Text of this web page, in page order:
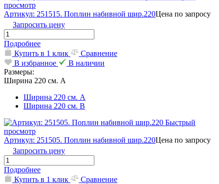
просмотр
Артикул: 251515. Поплин набивной шир.220Цена по запросу
Запросить цену
Подробнее
Купить в 1 клик
Сравнение
В избранное
В наличии
Размеры:
Ширина 220 см. А
Ширина 220 см. А
Ширина 220 см. В
Быстрый
просмотр
Артикул: 251505. Поплин набивной шир.220Цена по запросу
Запросить цену
Подробнее
Купить в 1 клик
Сравнение